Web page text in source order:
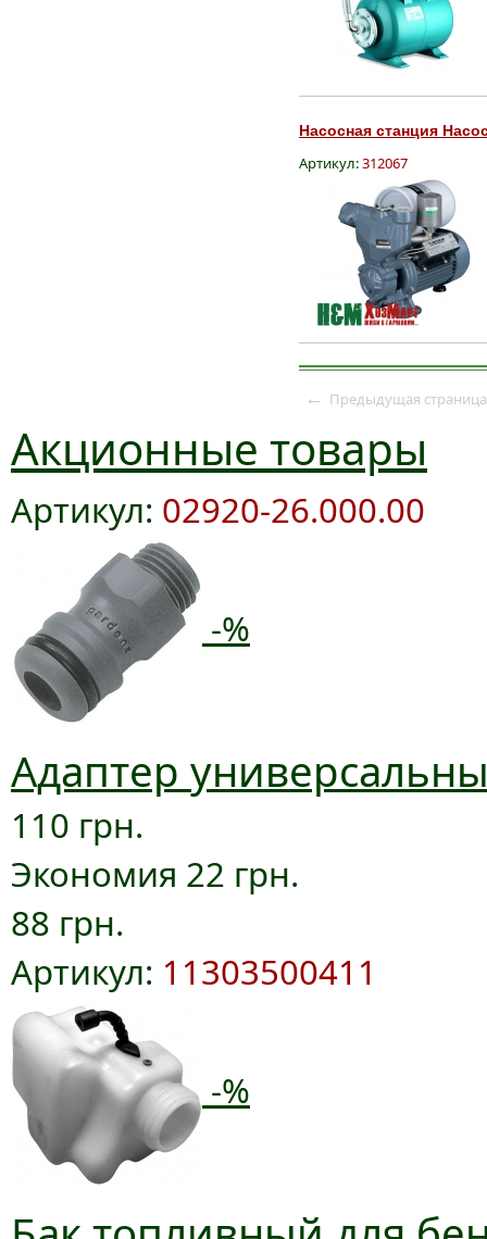
Насосная станция
Артикул:312067
← Предыдущая страница
Акционные товары
Артикул: 02920-26.000.00
-%
Адаптер
110 грн.
Экономия 22 грн.
88 грн.
Артикул: 11303500411
-%